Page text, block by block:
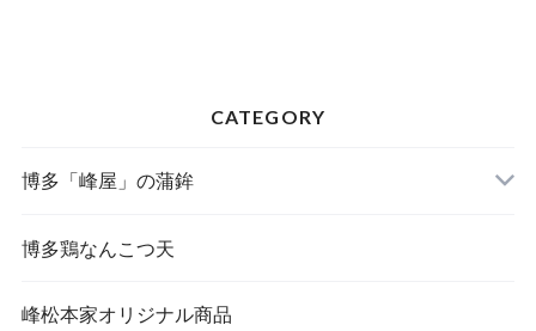
CATEGORY
博多「峰屋」の蒲鉾
博多鶏なんこつ天
峰松本家オリジナル商品